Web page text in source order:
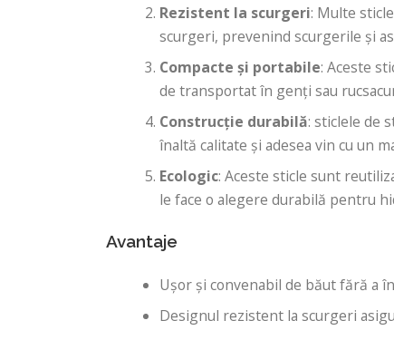
Rezistent la scurgeri: Multe
scurgeri, prevenind scurgerile și
Compacte și portabile: Aceste
de transportat în genți sau
Construcție durabilă: sticlele de
înaltă calitate și adesea vin cu un
Ecologic: Aceste sticle sunt
le face o alegere durabilă pentru
Avantaje
Ușor și convenabil de băut fără a
Designul rezistent la scurgeri